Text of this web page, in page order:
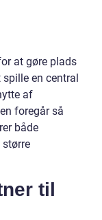
at gøre plads
en central
af
foregår så
både
til